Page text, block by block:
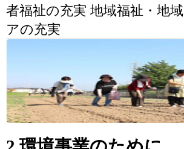
者福祉の充実 地域福祉・地
アの充実